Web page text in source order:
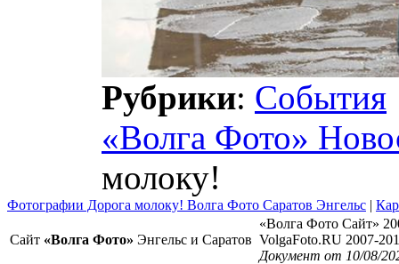
Рубрики: События
«Волга Фото»
молоку!
Фотографии Дорога молоку! Волга Фото Саратов Энгельс |
Сайт «Волга Фото» Энгельс и Саратов
«Волга Фото Сайт»
VolgaFoto.RU 2007-
Документ от 10/08/